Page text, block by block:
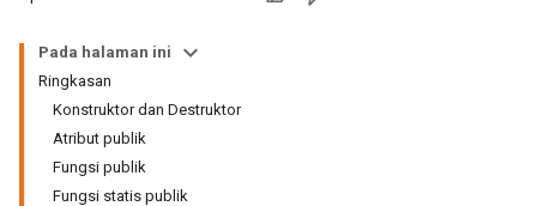
Pada halaman ini
Ringkasan
Konstruktor dan Destruktor
Atribut publik
Fungsi publik
Fungsi statis publik